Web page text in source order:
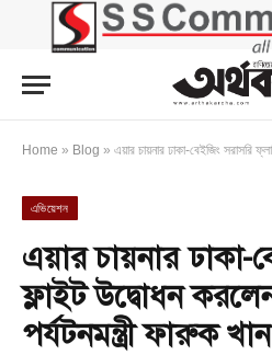
Home » Blog » এয়ার চায়নার ঢাকা-বেইজিং সরাসরি
এভিয়েশন
এয়ার চায়নার ঢাকা-
ফ্লাইট উদ্বোধন
পর্যটনমন্ত্রী ফারুক খান